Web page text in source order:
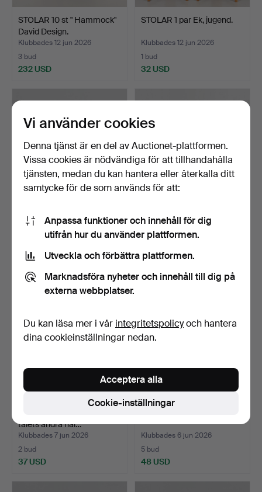
STOLAR 10 st " Hammock"
David Design.
Klubbades 12 jun 2026
3 bud
232 USD
STOLAR 1 par Ek, jugend.
Klubbades 12 jun 2026
1 bud
32 USD
MUNKSTOL, 1900-tal.
Klubbades 8 jun 2026
1 bud
REGISSÖRSTOLAR, 4 st,
Klubbades 7 jun 2026
17 bud
talets andra häl…
Klubbades 7 jun 2026
2 bud
37 USD
Klubbades 6 jun 2026
5 bud
48 USD
Vi använder cookies
Denna tjänst är en del av Auctionet-plattformen.
Vissa cookies är nödvändiga för att tillhandahålla
tjänsten, medan du kan hantera eller återkalla ditt
samtycke för de som används för att:
Anpassa funktioner och innehåll för dig
utifrån hur du använder plattformen.
Utveckla och förbättra plattformen.
Marknadsföra nyheter och innehåll till dig på
externa webbplatser.
Du kan läsa mer i vår integritetspolicyoch hantera
dina cookieinställningar nedan.
Cookie-inställningar
Acceptera alla